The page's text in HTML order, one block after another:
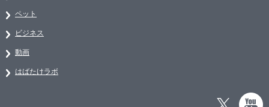
ペット
ビジネス
動画
はばたけラボ